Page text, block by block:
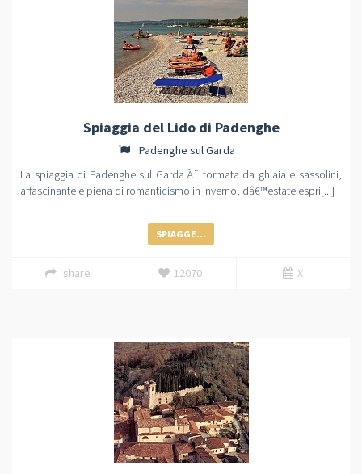
Spiaggia del Lido di Padenghe
Padenghe sul Garda
La spiaggia di Padenghe sul Garda Ã¨ formata da ghiaia e sassolini,
affascinante e piena di romanticismo in inverno, dâ€™estate espri[...]
SPIAGGE...
share 12070 X